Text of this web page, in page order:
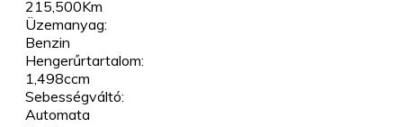
215,500Km
Üzemanyag:
Benzin
Hengerűrtartalom:
1,498ccm
Sebességváltó:
Automata